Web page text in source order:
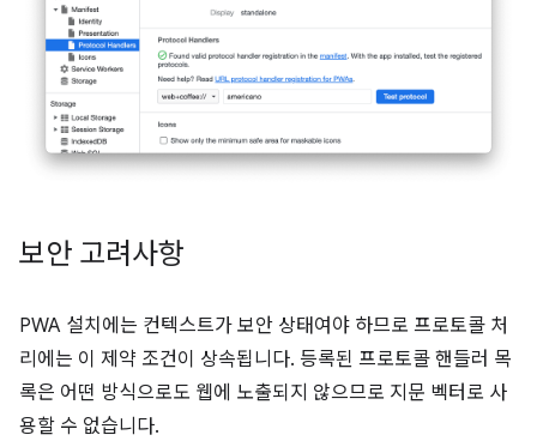
보안 고려사항
PWA 설치에는 컨텍스트가 보안 상태여야 하므로 프로토콜 처
리에는 이 제약 조건이 상속됩니다. 등록된 프로토콜 핸들러 목
록은 어떤 방식으로도 웹에 노출되지 않으므로 지문 벡터로 사
용할 수 없습니다.